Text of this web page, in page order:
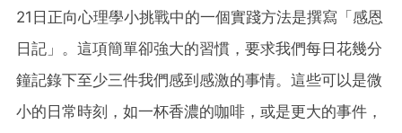
21日正向心理學小挑戰中的一個實踐方法是撰寫「感恩
日記」。這項簡單卻強大的習慣，要求我們每日花幾分
鐘記錄下至少三件我們感到感激的事情。這些可以是微
小的日常時刻，如一杯香濃的咖啡，或是更大的事件，